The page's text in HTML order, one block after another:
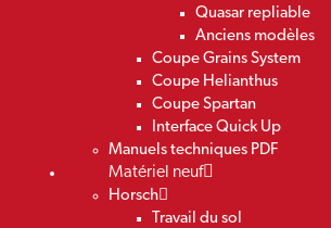
Quasar repliable
Anciens modèles
Coupe Grains System
Coupe Helianthus
Coupe Spartan
Interface Quick Up
Manuels techniques PDF
Matériel neuf
Horsch
Travail du sol